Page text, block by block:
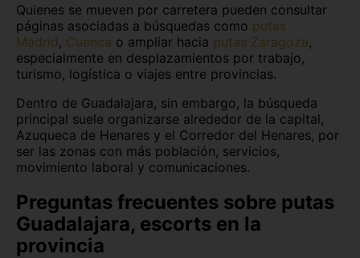
Quienes se mueven por carretera pueden consultar
páginas asociadas a búsquedas como putas
Madrid , Cuenca o ampliar hacia putas Zaragoza,
especialmente en desplazamientos por trabajo,
turismo, logística o viajes entre provincias.
Dentro de Guadalajara, sin embargo, la búsqueda
principal suele organizarse alrededor de la capital,
Azuqueca de Henares y el Corredor del Henares, por
ser las zonas con más población, servicios,
movimiento laboral y comunicaciones.
Preguntas frecuentes sobre putas
Guadalajara, escorts en la
provincia